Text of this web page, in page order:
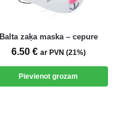
Balta zaķa maska – cepure
6.50 € ar PVN (21%)
Pievienot grozam